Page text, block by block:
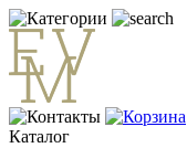
Каталог